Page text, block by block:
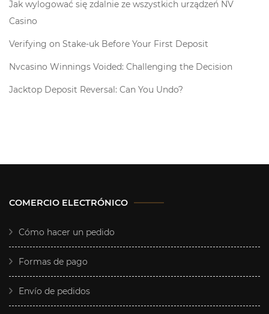
Jak wylogować się zdalnie ze wszystkich urządzeń NV
Casino
Verifying on Stake-uk Before Your First Deposit
Nvcasino Winnings Voided: Challenging the Decision
Jacktop Deposit Reversal: Can You Undo?
COMERCIO ELECTRÓNICO
Cómo hacer un pedido
Formas de pago
Envío de pedidos